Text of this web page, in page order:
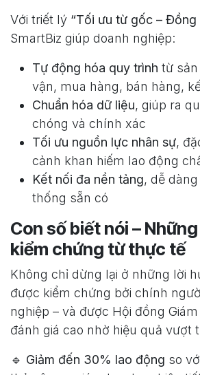
Với triết lý “Tối ưu từ gốc – Đồng
SmartBiz giúp doanh nghiệp:
Tự động hóa quy trình từ
vận, mua hàng, bán hàng,
Chuẩn hóa dữ liệu, giúp ra
chóng và chính xác
Tối ưu nguồn lực nhân sự,
cảnh khan hiếm lao động
Kết nối đa nền tảng, dễ
thống sẵn có
Con số biết nói –
kiểm chứng từ thực tế
Không chỉ dừng lại ở những lời
được kiểm chứng bởi chính
nghiệp – và được Hội đồng
đánh giá cao nhờ hiệu quả vượt
🔹 Giảm đến 30% lao động so